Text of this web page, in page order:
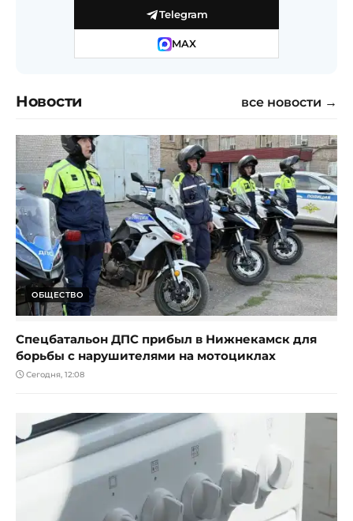
Telegram
MAX
Новости все новости →
ОБЩЕСТВО
Спецбатальон ДПС прибыл в Нижнекамск для
борьбы с нарушителями на мотоциклах
Сегодня, 12:08